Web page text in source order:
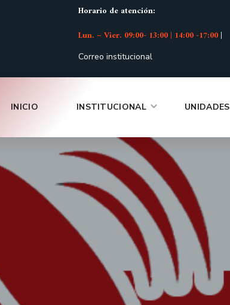
Horario de atención:
Lun. – Vier. 09:00- 13:00 | 14:00 -17:00|
Correo institucional
INICIO INSTITUCIONAL UNIDADES